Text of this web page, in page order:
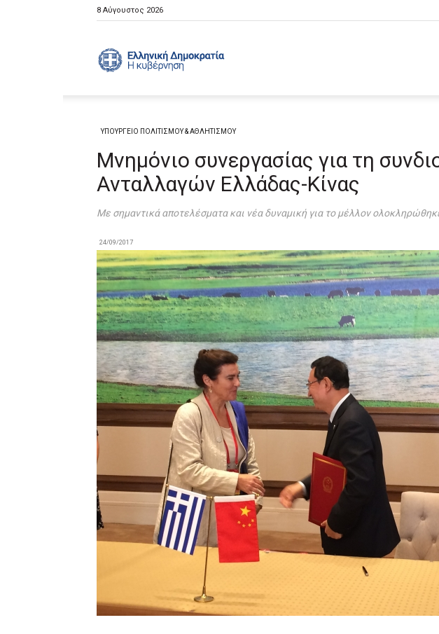
8 Αύγουστος 2026
Κυβέρνηση
ΥΠΟΥΡΓΕΙΟ ΠΟΛΙΤΙΣΜΟΥ & ΑΘΛΗΤΙΣΜΟΥ
Μνημόνιο συνεργασίας για τη
Ανταλλαγών Ελλάδας-Κίνας
Με σημαντικά αποτελέσματα και νέα δυναμική για το μέλλον
24/09/2017